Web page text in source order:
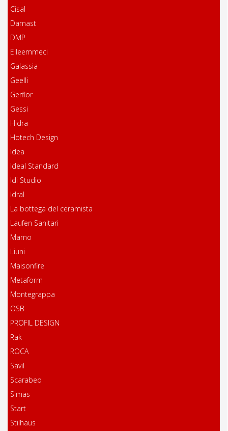
Cisal
Damast
DMP
Elleemmeci
Galassia
Geelli
Gerflor
Gessi
Hidra
Hotech Design
Idea
Ideal Standard
Idi Studio
Idral
La bottega del ceramista
Laufen Sanitari
Mamo
Liuni
Maisonfire
Metaform
Montegrappa
OSB
PROFIL DESIGN
Rak
ROCA
Savil
Scarabeo
Simas
Start
Stilhaus